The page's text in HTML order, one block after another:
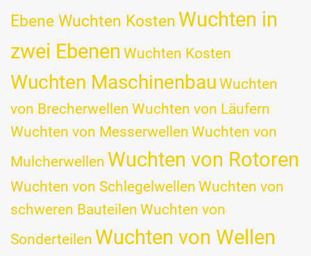
Ebene Wuchten Kosten Wuchten in
zwei Ebenen Wuchten Kosten
Wuchten Maschinenbau Wuchten
von Brecherwellen Wuchten von Läufern
Wuchten von Messerwellen Wuchten von
Mulcherwellen Wuchten von Rotoren
Wuchten von Schlegelwellen Wuchten von
schweren Bauteilen Wuchten von
Sonderteilen Wuchten von Wellen